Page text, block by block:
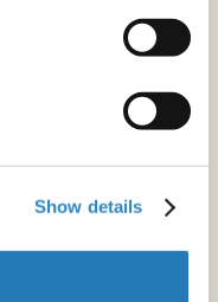
Show details